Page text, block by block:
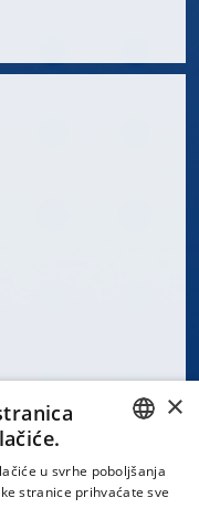
CROATIAN
×
u svrhe poboljšanja
stranice prihvaćate sve